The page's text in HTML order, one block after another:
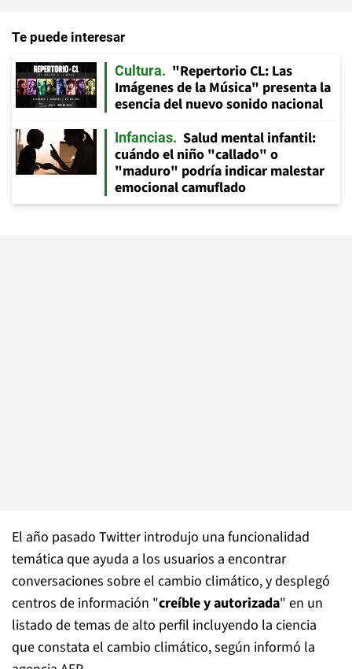
Te puede interesar
Cultura
"Repertorio CL: Las
Imágenes de la Música" presenta la
esencia del nuevo sonido nacional
Infancias
Salud mental infantil:
cuándo el niño "callado" o
"maduro" podría indicar malestar
emocional camuflado
El año pasado Twitter introdujo una funcionalidad
temática que ayuda a los usuarios a encontrar
conversaciones sobre el cambio climático, y desplegó
centros de información "creíble y autorizada" en un
listado de temas de alto perfil incluyendo la ciencia
que constata el cambio climático, según informó la